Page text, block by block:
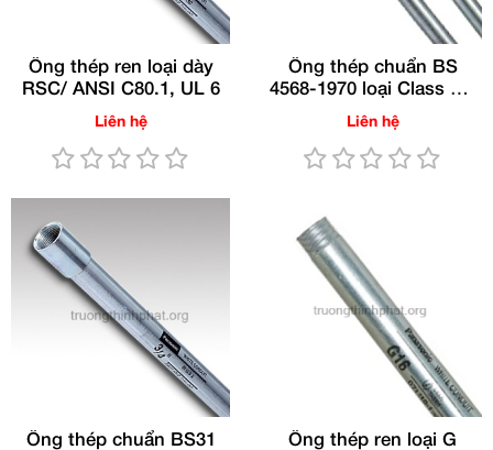
Ống thép ren loại dày
RSC/ ANSI C80.1, UL 6
Liên hệ
Ống thép chuẩn BS
4568-1970 loại Class 3,4
ren
Liên hệ
Ống thép chuẩn BS31
Ống thép ren loại G